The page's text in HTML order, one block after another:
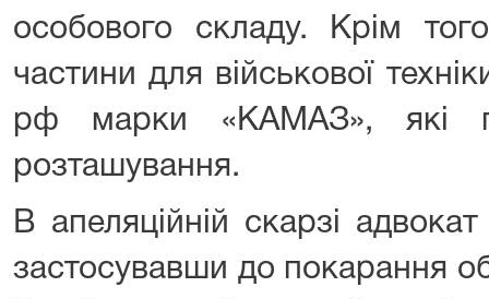
особового складу. Крім
частини для військової
рф марки «КАМАЗ», які
розташування.
В апеляційній скарзі
застосувавши до покарання